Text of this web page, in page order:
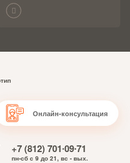
+7 (812) 701∙09∙71
пн-сб с 9 до 21, вс - вых.
Онлайн-консультация